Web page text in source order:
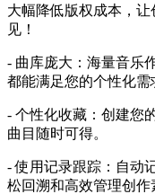
大幅降低版权成本，
见！
- 曲库庞大：海量音乐
都能满足您的个性化需
- 个性化收藏：创建您
曲目随时可得。
- 使用记录跟踪：自动
松回溯和高效管理创作